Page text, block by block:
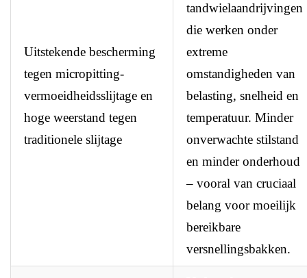
Uitstekende bescherming
tegen micropitting-
vermoeidheidsslijtage en
hoge weerstand tegen
traditionele slijtage
tandwielaandrijvingen
die werken onder
extreme
omstandigheden van
belasting, snelheid en
temperatuur. Minder
onverwachte stilstand
en minder onderhoud
– vooral van cruciaal
belang voor moeilijk
bereikbare
versnellingsbakken.